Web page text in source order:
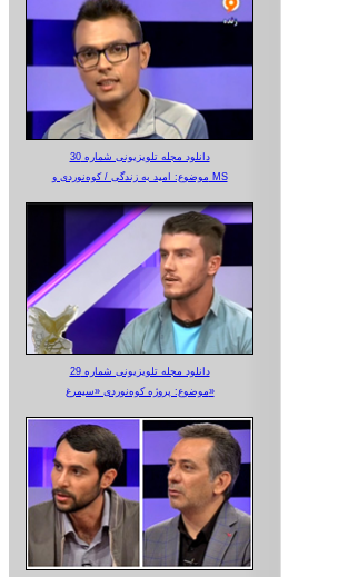
دانلود مجله تلویزیونی شماره 30
موضوع: امید به زندگی / کوه‌نوردی و MS
دانلود مجله تلویزیونی شماره 29
موضوع: پروژه کوه‌نوردی «سیمرغ»